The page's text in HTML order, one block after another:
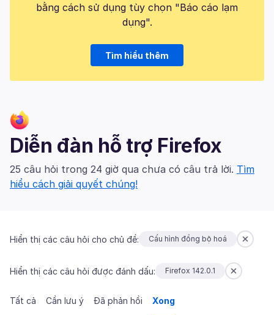
bằng cách sử dụng tùy chọn "Báo cáo lạm
dụng".
Tìm hiểu thêm
Diễn đàn hỗ trợ Firefox
25 câu hỏi trong 24 giờ qua chưa có câu trả lời. Tìm
hiểu cách giải quyết chúng!
Hiển thị các câu hỏi cho chủ đề: Cấu hình đồng bộ hoá
Hiển thị các câu hỏi được đánh dấu: Firefox 142.0.1
Tất cả Cần lưu ý Đã phản hồi Xong